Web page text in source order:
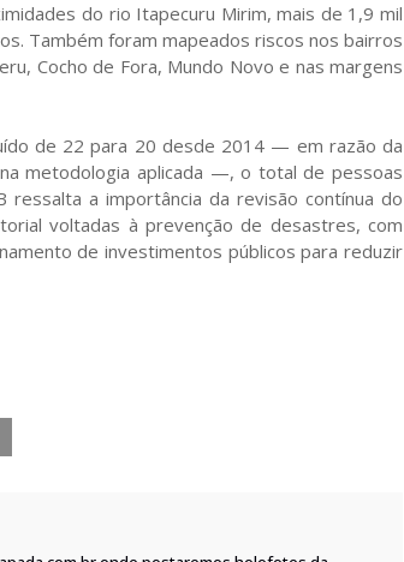
do rio Itapecuru Mirim, mais de 1,9 mil
Também foram mapeados riscos nos bairros
Cocho de Fora, Mundo Novo e nas margens
de 22 para 20 desde 2014 — em razão da
metodologia aplicada —, o total de pessoas
ressalta a importância da revisão contínua do
voltadas à prevenção de desastres, com
de investimentos públicos para reduzir